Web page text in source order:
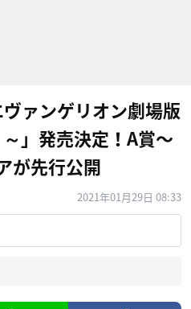
ヴァンゲリオン劇場版
」発売決定！A賞〜
が先行公開
2021年01月29日 08:33